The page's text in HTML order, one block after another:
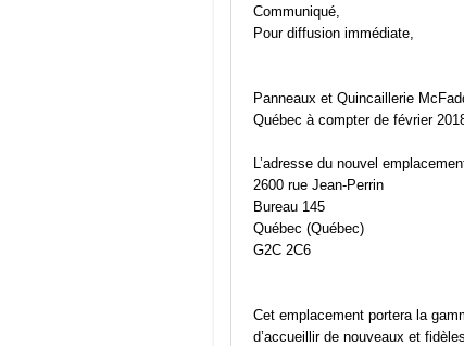
Communiqué,
Pour diffusion immédiate,
Panneaux et Quincaillerie
Québec à compter de février
L’adresse du nouvel
2600 rue Jean-Perrin
Bureau 145
Québec (Québec)
G2C 2C6
Cet emplacement portera la
d’accueillir de nouveaux et